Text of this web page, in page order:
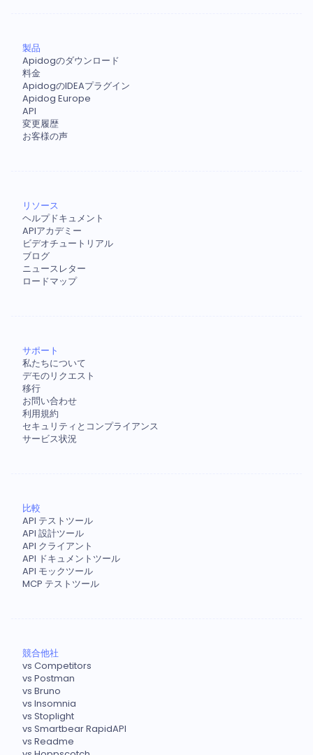
製品
Apidogのダウンロード
料金
ApidogのIDEAプラグイン
Apidog Europe
API
変更履歴
お客様の声
リソース
ヘルプドキュメント
APIアカデミー
ビデオチュートリアル
ブログ
ニュースレター
ロードマップ
サポート
私たちについて
デモのリクエスト
移行
お問い合わせ
利用規約
セキュリティとコンプライアンス
サービス状況
比較
API テストツール
API 設計ツール
API クライアント
API ドキュメントツール
API モックツール
MCP テストツール
競合他社
vs Competitors
vs Postman
vs Bruno
vs Insomnia
vs Stoplight
vs Smartbear RapidAPI
vs Readme